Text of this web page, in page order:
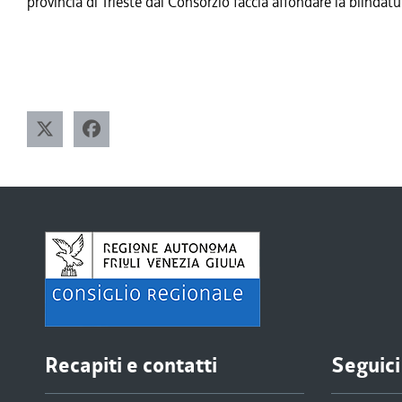
Recapiti e contatti